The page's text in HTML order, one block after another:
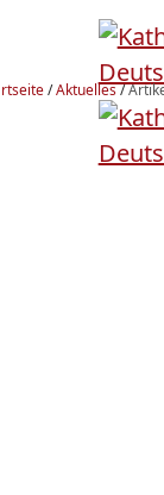
/Aktuelles/